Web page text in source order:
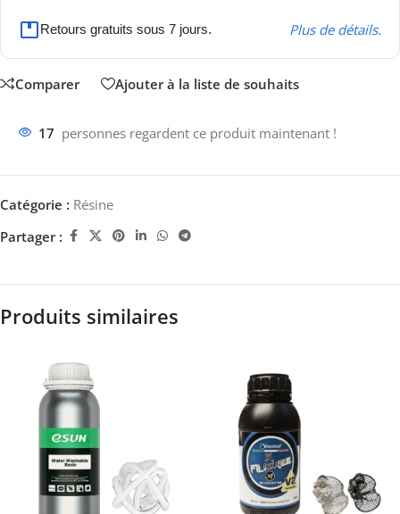
Retours gratuits sous 7 jours. Plus de détails.
Comparer Ajouter à la liste de souhaits
17 personnes regardent ce produit maintenant !
Catégorie : Résine
Partager :
Produits similaires